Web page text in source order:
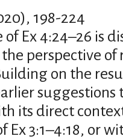
198-224
Ex 4:24–26 is
perspective of
on the
suggestions
its direct
Ex 3:1–4:18, or